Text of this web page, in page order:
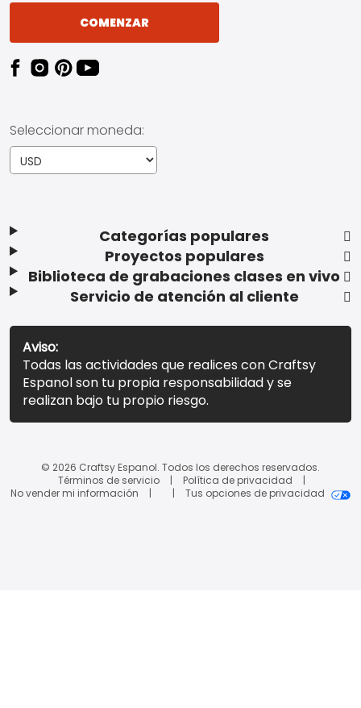
Categorías populares
Proyectos populares
Biblioteca de grabaciones clases en vivo
Servicio de atención al cliente
COMENZAR
Seleccionar moneda:
Aviso:
Todas las actividades que realices con Craftsy
Espanol son tu propia responsabilidad y se
realizan bajo tu propio riesgo.
© 2026 Craftsy Espanol. Todos los derechos reservados.
Términos de servicio
Política de privacidad
No vender mi información
Tus opciones de privacidad